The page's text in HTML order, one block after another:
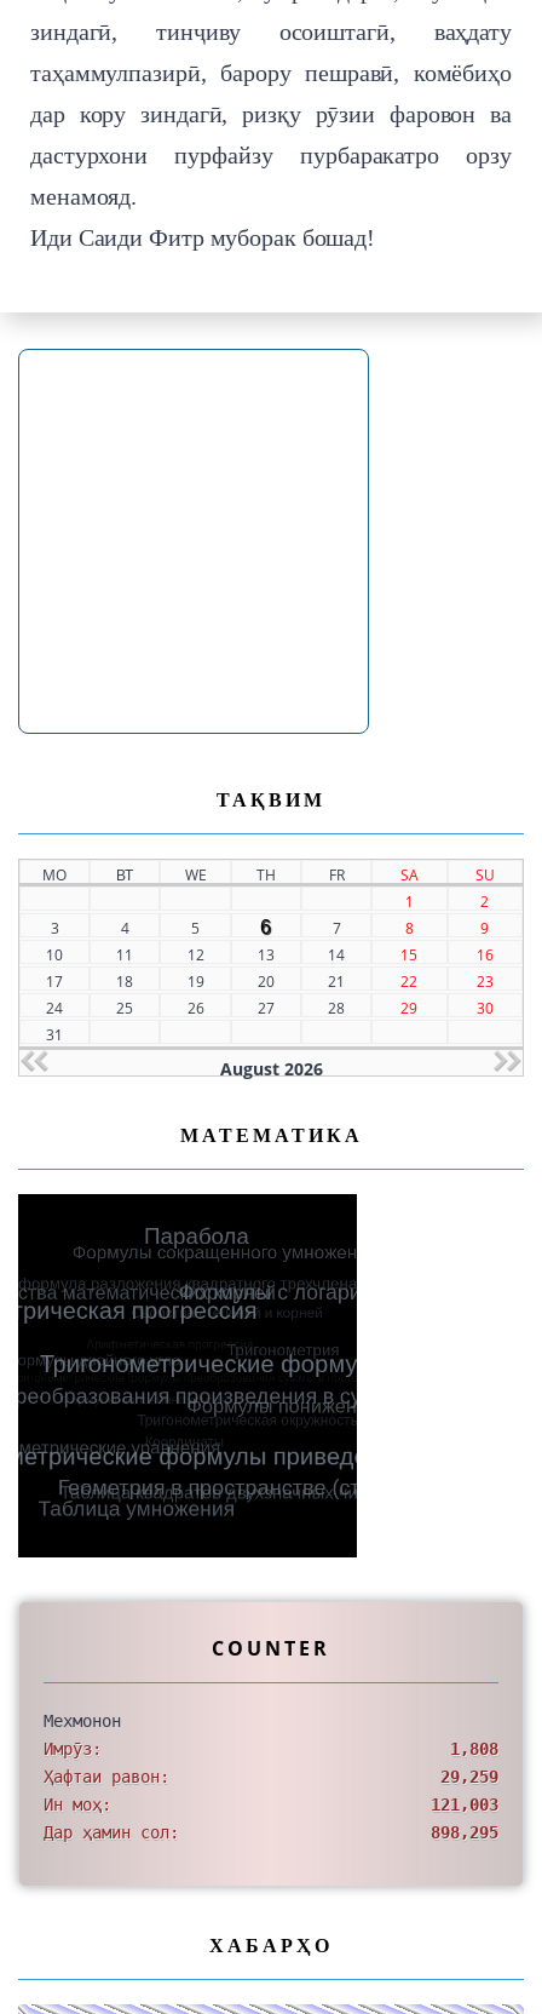
зиндагӣ, тинҷиву осоиштагӣ, ваҳдату
таҳаммулпазирӣ, барору пешравӣ, комёбиҳо
дар кору зиндагӣ, ризқу рӯзии фаровон ва
дастурхони пурфайзу пурбаракатро орзу
менамояд.
Иди Саиди Фитр муборак бошад!
ТАҚВИМ
MO ВТ WE TH FR SA
SU
1
2
3
4 5 6 7 8
9
10
11 12 13 14 15
16
17
18 19 20 21 22
23
24
25 26 27 28 29
30
31
August 2026
МАТЕМАТИКА
COUNTER
Мехмонон
Имрӯз:
1,808
Ҳафтаи равон:
29,259
Ин моҳ:
121,003
Дар ҳамин сол:
898,295
ХАБАРҲО